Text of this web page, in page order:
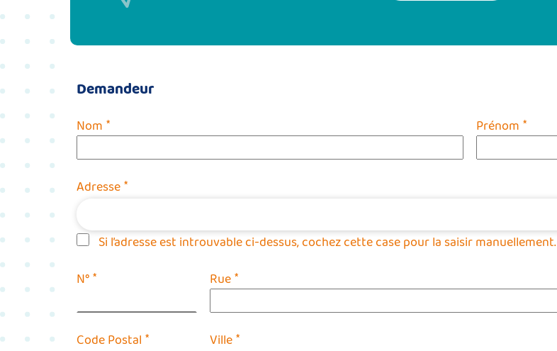
Demandeur
Nom * Prénom *
Adresse*
Si l’adresse est introuvable ci-dessus, cochez cette case pour la saisir manuellement.
N°* Rue*
Code Postal * Ville*